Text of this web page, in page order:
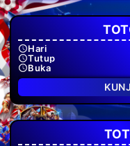
Hari
Tutup
Buka